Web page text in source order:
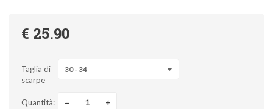
€ 25.90
Taglia di
scarpe
30 - 34
Quantità: - +